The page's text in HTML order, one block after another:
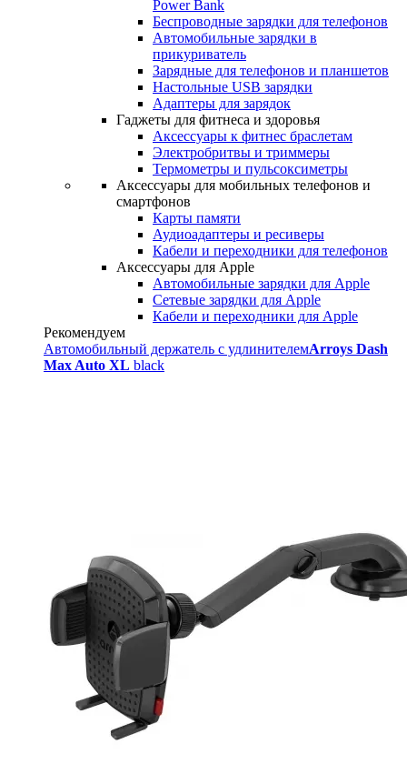
Power Bank
Беспроводные зарядки для телефонов
Автомобильные зарядки в
прикуриватель
Зарядные для телефонов и планшетов
Настольные USB зарядки
Адаптеры для зарядок
Гаджеты для фитнеса и здоровья
Аксессуары к фитнес браслетам
Электробритвы и триммеры
Термометры и пульсоксиметры
Аксессуары для мобильных телефонов и
смартфонов
Карты памяти
Аудиоадаптеры и ресиверы
Кабели и переходники для телефонов
Аксессуары для Apple
Автомобильные зарядки для Apple
Сетевые зарядки для Apple
Кабели и переходники для Apple
Рекомендуем
Автомобильный держатель с удлинителемArroys Dash
Max Auto XL black